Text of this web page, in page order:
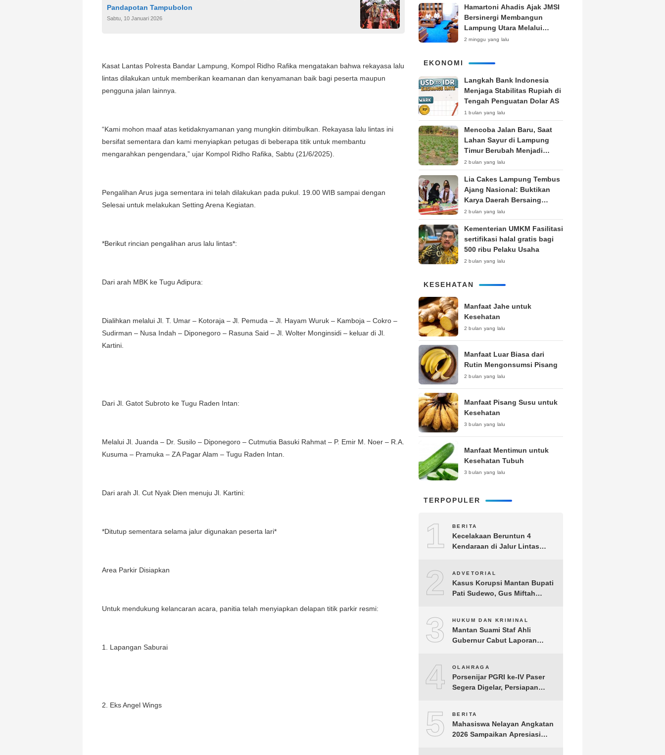
Pandapotan Tampubolon
Sabtu, 10 Januari 2026
Kasat Lantas Polresta Bandar Lampung, Kompol Ridho Rafika mengatakan bahwa rekayasa lalu
lintas dilakukan untuk memberikan keamanan dan kenyamanan baik bagi peserta maupun
pengguna jalan lainnya.
“Kami mohon maaf atas ketidaknyamanan yang mungkin ditimbulkan. Rekayasa lalu lintas ini
bersifat sementara dan kami menyiapkan petugas di beberapa titik untuk membantu
mengarahkan pengendara,” ujar Kompol Ridho Rafika, Sabtu (21/6/2025).
Pengalihan Arus juga sementara ini telah dilakukan pada pukul. 19.00 WIB sampai dengan
Selesai untuk melakukan Setting Arena Kegiatan.
*Berikut rincian pengalihan arus lalu lintas*:
Dari arah MBK ke Tugu Adipura:
Dialihkan melalui Jl. T. Umar – Kotoraja – Jl. Pemuda – Jl. Hayam Wuruk – Kamboja – Cokro –
Sudirman – Nusa Indah – Diponegoro – Rasuna Said – Jl. Wolter Monginsidi – keluar di Jl.
Kartini.
Dari Jl. Gatot Subroto ke Tugu Raden Intan:
Melalui Jl. Juanda – Dr. Susilo – Diponegoro – Cutmutia Basuki Rahmat – P. Emir M. Noer – R.A.
Kusuma – Pramuka – ZA Pagar Alam – Tugu Raden Intan.
Dari arah Jl. Cut Nyak Dien menuju Jl. Kartini:
*Ditutup sementara selama jalur digunakan peserta lari*
Area Parkir Disiapkan
Untuk mendukung kelancaran acara, panitia telah menyiapkan delapan titik parkir resmi:
1. Lapangan Saburai
2. Eks Angel Wings
Hamartoni Ahadis Ajak JMSI
Bersinergi Membangun
Lampung Utara Melalui
Pemberitaan
2 minggu yang lalu
EKONOMI
Langkah Bank Indonesia
Menjaga Stabilitas Rupiah di
Tengah Penguatan Dolar AS
1 bulan yang lalu
Mencoba Jalan Baru, Saat
Lahan Sayur di Lampung
Timur Berubah Menjadi
Kebun Tembakau
2 bulan yang lalu
Lia Cakes Lampung Tembus
Ajang Nasional: Buktikan
Karya Daerah Bersaing
Setara Kota Besar
2 bulan yang lalu
Kementerian UMKM Fasilitasi
sertifikasi halal gratis bagi
500 ribu Pelaku Usaha
2 bulan yang lalu
KESEHATAN
Manfaat Jahe untuk
Kesehatan
2 bulan yang lalu
Manfaat Luar Biasa dari
Rutin Mengonsumsi Pisang
2 bulan yang lalu
Manfaat Pisang Susu untuk
Kesehatan
3 bulan yang lalu
Manfaat Mentimun untuk
Kesehatan Tubuh
3 bulan yang lalu
TERPOPULER
1 BERITA
Kecelakaan Beruntun 4
Kendaraan di Jalur Lintas
2 ADVETORIAL
Kasus Korupsi Mantan Bupati
Pati Sudewo, Gus Miftah
3 HUKUM DAN KRIMINAL
Mantan Suami Staf Ahli
Gubernur Cabut Laporan
4 OLAHRAGA
Porsenijar PGRI ke-IV Paser
Segera Digelar, Persiapan
5 BERITA
Mahasiswa Nelayan Angkatan
2026 Sampaikan Apresiasi